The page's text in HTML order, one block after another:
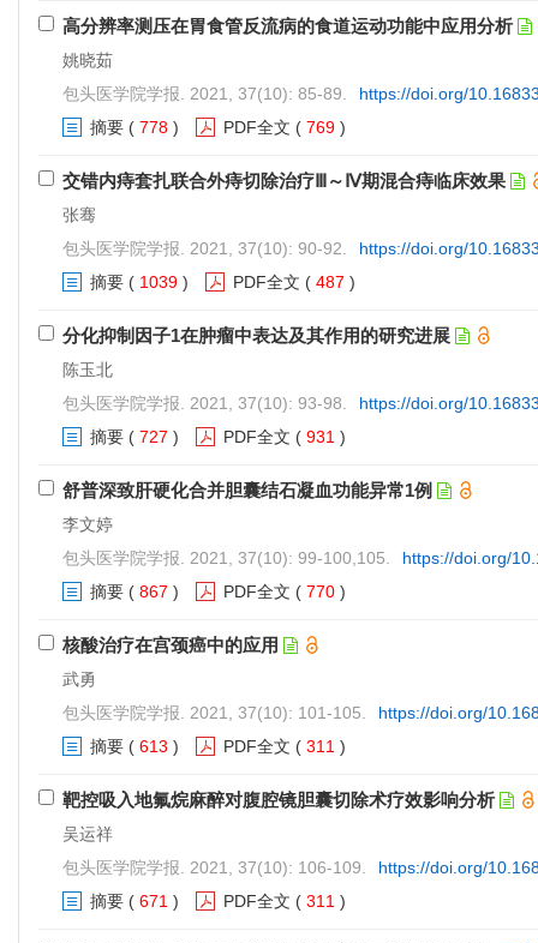
高分辨率测压在胃食管反流病的食道运动功能中应用分析
姚晓茹
包头医学院学报. 2021, 37(10): 85-89.
https://doi.org/
摘要 ( 778 ) PDF全文 ( 769 )
交错内痔套扎联合外痔切除治疗Ⅲ～Ⅳ期混合痔临床效果
张骞
包头医学院学报. 2021, 37(10): 90-92.
https://doi.org/
摘要 ( 1039 ) PDF全文 ( 487 )
分化抑制因子1在肿瘤中表达及其作用的研究进展
陈玉北
包头医学院学报. 2021, 37(10): 93-98.
https://doi.org/
摘要 ( 727 ) PDF全文 ( 931 )
舒普深致肝硬化合并胆囊结石凝血功能异常1例
李文婷
包头医学院学报. 2021, 37(10): 99-100,105.
https://doi.org/
摘要 ( 867 ) PDF全文 ( 770 )
核酸治疗在宫颈癌中的应用
武勇
包头医学院学报. 2021, 37(10): 101-105.
https://doi.org/
摘要 ( 613 ) PDF全文 ( 311 )
靶控吸入地氟烷麻醉对腹腔镜胆囊切除术疗效影响分析
吴运祥
包头医学院学报. 2021, 37(10): 106-109.
https://doi.org/
摘要 ( 671 ) PDF全文 ( 311 )